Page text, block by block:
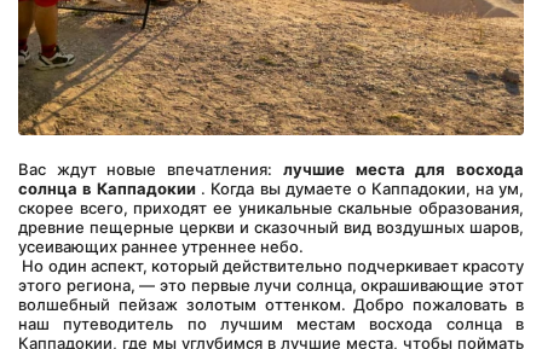
Вас ждут новые впечатления: лучшие места для восхода
солнца в Каппадокии . Когда вы думаете о Каппадокии, на ум,
скорее всего, приходят ее уникальные скальные образования,
древние пещерные церкви и сказочный вид воздушных шаров,
усеивающих раннее утреннее небо.
этого региона, — это первые лучи солнца, окрашивающие этот
волшебный пейзаж золотым оттенком. Добро пожаловать в
наш путеводитель по лучшим местам восхода солнца в
Каппадокии, где мы углубимся в лучшие места, чтобы поймать